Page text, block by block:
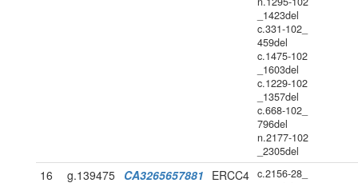
_1423del
c.331-102_
459del
c.1475-102
_1603del
c.1229-102
_1357del
c.668-102_
796del
n.2177-102
_2305del
16
g.139475
CA3265657881 ERCC4 c.2156-28_